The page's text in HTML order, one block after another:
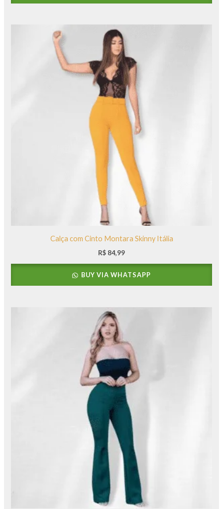
Calça com Cinto Montara Skinny Itália
R$ 84,99
BUY VIA WHATSAPP